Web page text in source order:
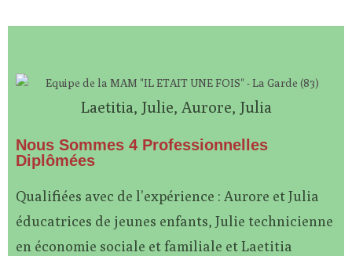
Laetitia, Julie, Aurore, Julia
Nous Sommes 4 Professionnelles
Diplômées
Qualifiées avec de l’expérience : Aurore et Julia
éducatrices de jeunes enfants, Julie technicienne
en économie sociale et familiale et Laetitia